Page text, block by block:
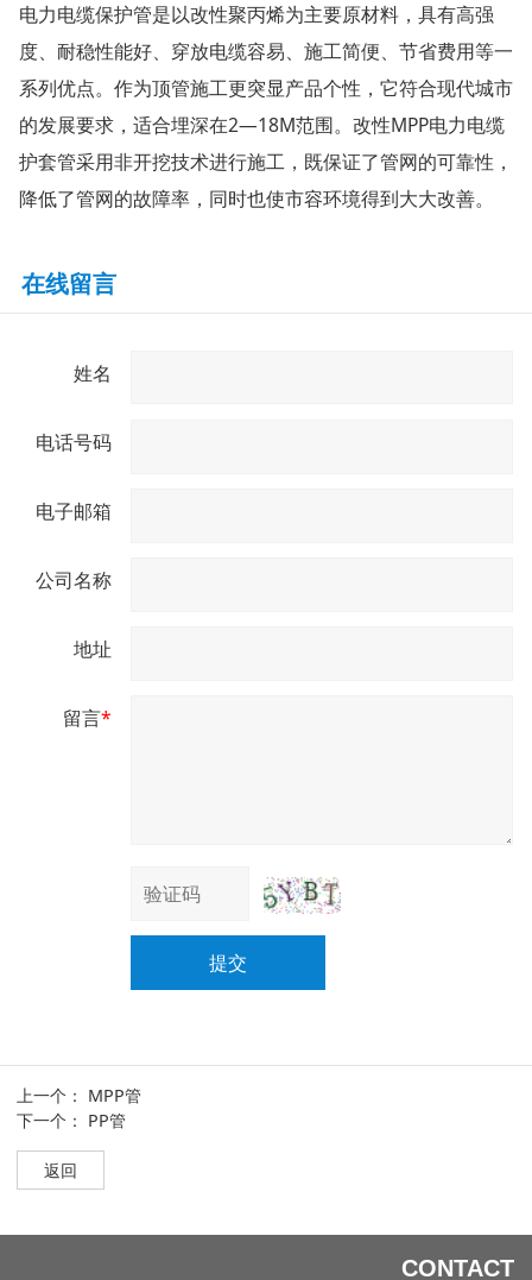
电力电缆保护管是以改性聚丙烯为主要原材料，具有高强
度、耐稳性能好、穿放电缆容易、施工简便、节省费用等一
系列优点。作为顶管施工更突显产品个性，它符合现代城市
的发展要求，适合埋深在2—18M范围。改性MPP电力电缆
护套管采用非开挖技术进行施工，既保证了管网的可靠性，
降低了管网的故障率，同时也使市容环境得到大大改善。
在线留言
姓名
电话号码
电子邮箱
公司名称
地址
留言*
提交
上一个： MPP管
下一个： PP管
返回
CONTACT